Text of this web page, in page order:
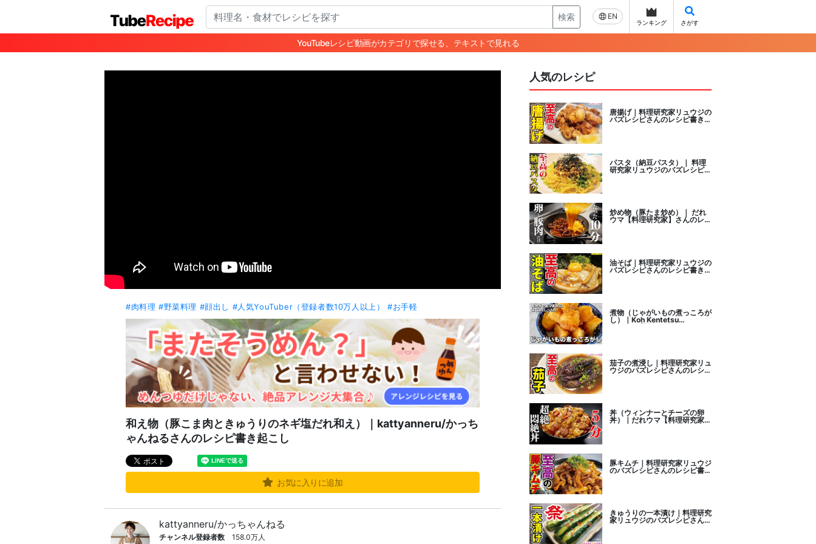
検索 EN
ランキング さがす
YouTubeレシピ動画がカテゴリで探せる、テキストで見れる
#肉料理 #野菜料理 #顔出し #人気YouTuber（登録者数10万人以上） #お手軽
和え物（豚こま肉ときゅうりのネギ塩だれ和え）｜kattyanneru/かっち
ゃんねるさんのレシピ書き起こし
お気に入りに追加
kattyanneru/かっちゃんねる
チャンネル登録者数
158.0万人
人気のレシピ
唐揚げ｜料理研究家リュウジの
バズレシピさんのレシピ書き起
パスタ（納豆パスタ）｜ 料理
研究家リュウジのバズレシピさ
んのレシピ書き起こし
炒め物（豚たま炒め）｜ だれ
ウマ【料理研究家】さんのレシ
油そば｜料理研究家リュウジの
バズレシピさんのレシピ書き起
煮物（じゃがいもの煮っころが
し）｜Koh Kentetsu
茄子の煮浸し｜料理研究家リュ
ウジのバズレシピさんのレシピ
書き起こし
丼（ウィンナーとチーズの卵
丼）｜だれウマ【料理研究家】
豚キムチ｜料理研究家リュウジ
のバズレシピさんのレシピ書き
起こし
きゅうりの一本漬け｜料理研究
家リュウジのバズレシピさんの